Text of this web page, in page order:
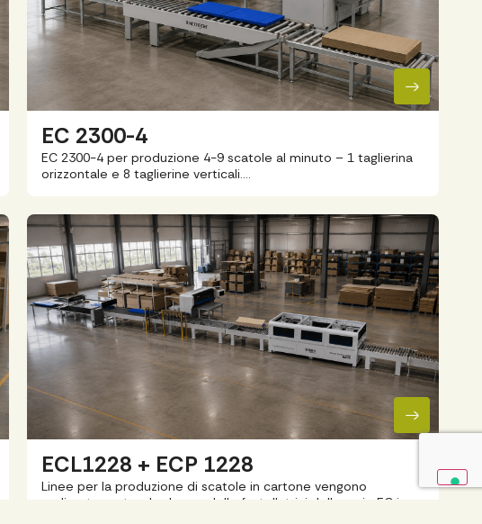
EC 2300-4
EC 2300-4 per produzione 4-9 scatole al minuto – 1 taglierina
orizzontale e 8 taglierine verticali….
ECL1228 + ECP 1228
Linee per la produzione di scatole in cartone vengono
realizzate partendo da una delle fustellatrici della serie EC in